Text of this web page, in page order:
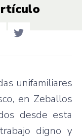
unifamiliares
en Zeballos
desde esta
digno y